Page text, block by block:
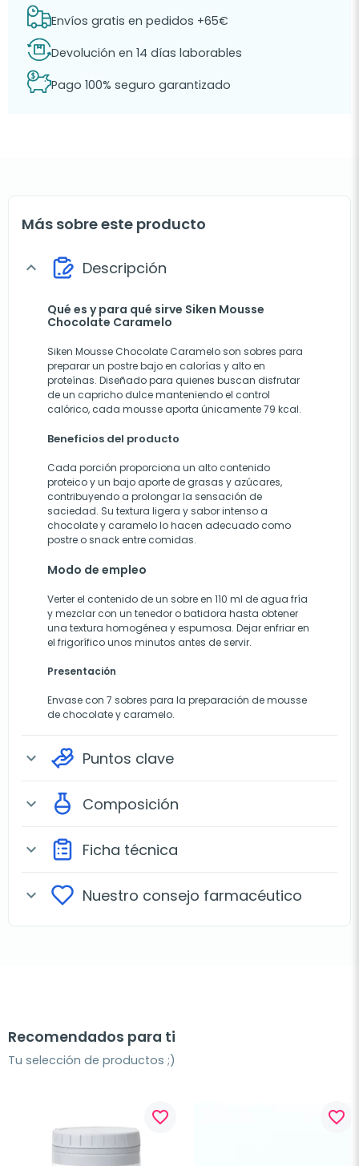
Envíos gratis en pedidos +65€
Devolución en 14 días laborables
Pago 100% seguro garantizado
Más sobre este producto
expand_more Descripción
Qué es y para qué sirve Siken Mousse
Chocolate Caramelo
Siken Mousse Chocolate Caramelo son sobres para
preparar un postre bajo en calorías y alto en
proteínas. Diseñado para quienes buscan disfrutar
de un capricho dulce manteniendo el control
calórico, cada mousse aporta únicamente 79 kcal.
Beneficios del producto
Cada porción proporciona un alto contenido
proteico y un bajo aporte de grasas y azúcares,
contribuyendo a prolongar la sensación de
saciedad. Su textura ligera y sabor intenso a
chocolate y caramelo lo hacen adecuado como
postre o snack entre comidas.
Modo de empleo
Verter el contenido de un sobre en 110 ml de agua fría
y mezclar con un tenedor o batidora hasta obtener
una textura homogénea y espumosa. Dejar enfriar en
el frigorífico unos minutos antes de servir.
Presentación
Envase con 7 sobres para la preparación de mousse
de chocolate y caramelo.
expand_more Puntos clave
expand_more Composición
expand_more Ficha técnica
expand_more Nuestro consejo farmacéutico
Recomendados para ti
Tu selección de productos ;)
favorite_border favorite_border